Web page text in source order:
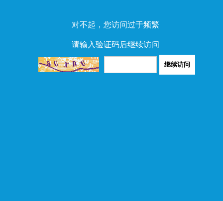
对不起，您访问过于频繁
请输入验证码后继续访问
继续访问